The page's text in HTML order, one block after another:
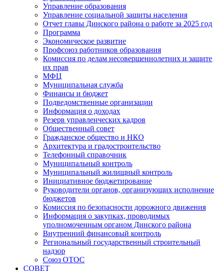
Управление образования
Управление социальной защиты населения
Отчет главы Динского района о работе за 2025 год
Программа
Экономическое развитие
Профсоюз работников образования
Комиссия по делам несовершеннолетних и защите
их прав
МФЦ
Муниципальная служба
Финансы и бюджет
Подведомственные организации
Информация о доходах
Резерв управленческих кадров
Общественный совет
Гражданское общество и НКО
Архитектура и градостроительство
Телефонный справочник
Муниципальный контроль
Муниципальный жилищный контроль
Инициативное бюджетирование
Руководители органов, организующих исполнение
бюджетов
Комиссия по безопасности дорожного движения
Информация о закупках, проводимых
уполномоченным органом Динского района
Внутренний финансовый контроль
Региональный государственный строительный
надзор
Союз ОТОС
СОВЕТ